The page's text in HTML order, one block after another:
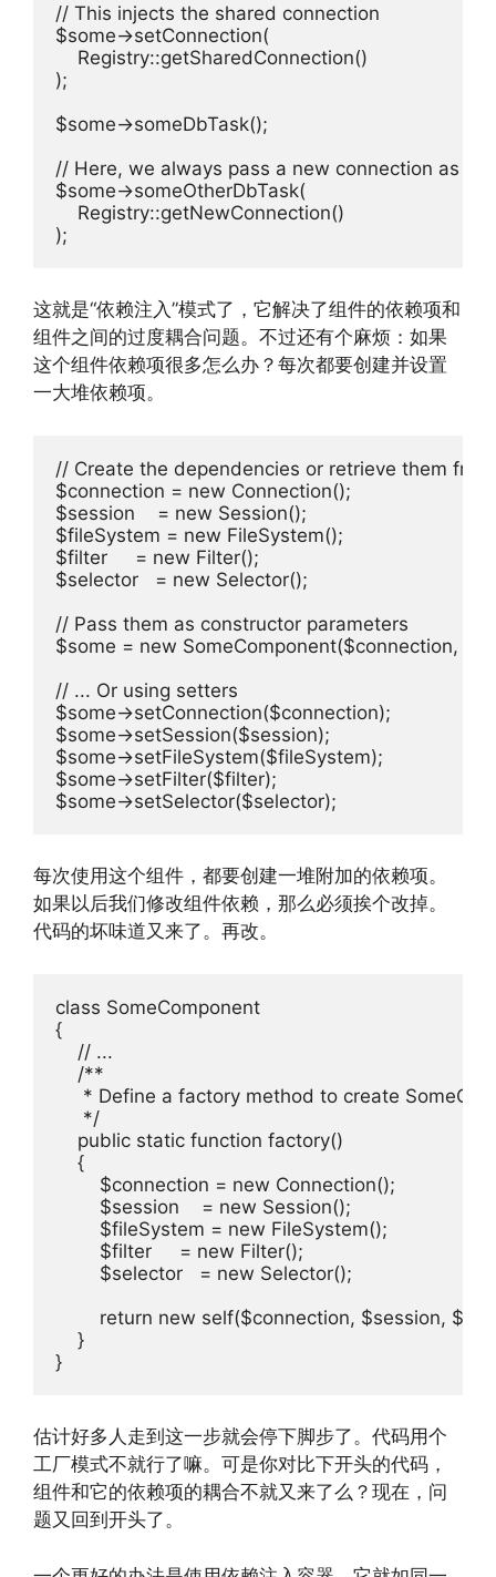
// This injects the shared connection
$some->setConnection(
    Registry::getSharedConnection()
);
$some->someDbTask();
// Here, we always pass a new connection as
$some->someOtherDbTask(
    Registry::getNewConnection()
这就是“依赖注入”模式了，它解决了组件的依赖项和
组件之间的过度耦合问题。不过还有个麻烦：如果
这个组件依赖项很多怎么办？每次都要创建并设置
一大堆依赖项。
// Create the dependencies or retrieve them
$connection = new Connection();
$session    = new Session();
$fileSystem = new FileSystem();
$filter     = new Filter();
$selector   = new Selector();
// Pass them as constructor parameters
$some = new SomeComponent($connection,
// ... Or using setters
$some->setConnection($connection);
$some->setSession($session);
$some->setFileSystem($fileSystem);
$some->setFilter($filter);
$some->setSelector($selector);
每次使用这个组件，都要创建一堆附加的依赖项。
如果以后我们修改组件依赖，那么必须挨个改掉。
代码的坏味道又来了。再改。
class SomeComponent
{
    // ...
    /**
* Define a factory method to create
     */
    public static function factory()
    {
        $connection = new Connection();
        $session    = new Session();
        $fileSystem = new FileSystem();
        $filter     = new Filter();
        $selector   = new Selector();
return new self($connection, $session,
    }
估计好多人走到这一步就会停下脚步了。代码用个
工厂模式不就行了嘛。可是你对比下开头的代码，
组件和它的依赖项的耦合不就又来了么？现在，问
题又回到开头了。